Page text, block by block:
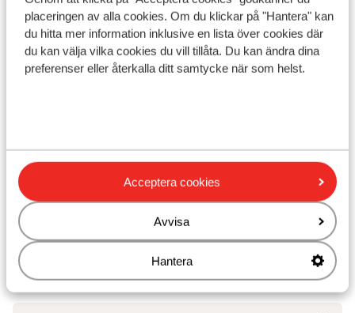
placeringen av alla cookies. Om du klickar på "Hantera" kan
du hitta mer information inklusive en lista över cookies där
du kan välja vilka cookies du vill tillåta. Du kan ändra dina
preferenser eller återkalla ditt samtycke när som helst.
Acceptera cookies
Avvisa
Hantera
Avstånd till stranden ca 600 m (solstolar (mot
betalning) , parasoll (mot betalning) )
I utkanten av centrum
Avstånd till centrum: ca 100 m
Närmaste kiosk ca 10 m
Närmaste apotek ca 10 m
Närmaste läkare ca 5 km
Närmaste sjukhus ca 20 km
Andra boenden i Kreta